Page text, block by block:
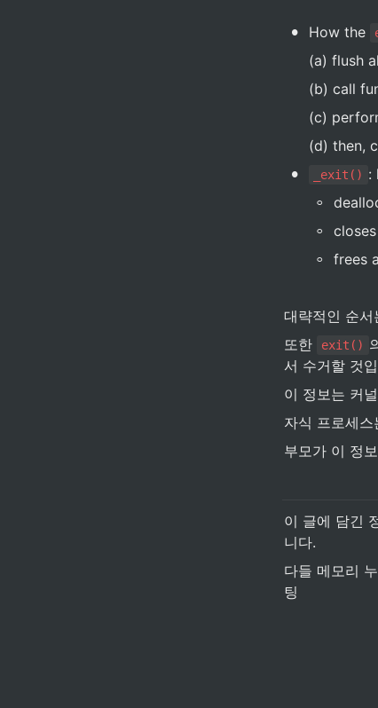
• How the
(a) flush
(b) call
(c)
(d) then,
• _exit() :
◦
◦
◦ frees
대략적인 순서
또한
exit()
서 수거할 것
이 정보는 커
자식 프로세
부모가 이 정
이 글에 담긴
니다.
다들 메모리
팅